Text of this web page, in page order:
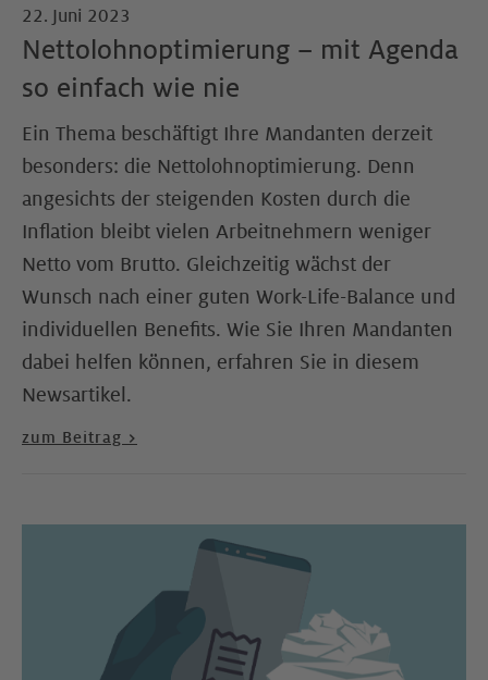
22. Juni 2023
Nettolohnoptimierung – mit Agenda
so einfach wie nie
Ein Thema beschäftigt Ihre Mandanten derzeit
besonders: die Nettolohnoptimierung. Denn
angesichts der steigenden Kosten durch die
Inflation bleibt vielen Arbeitnehmern weniger
Netto vom Brutto. Gleichzeitig wächst der
Wunsch nach einer guten Work-Life-Balance und
individuellen Benefits. Wie Sie Ihren Mandanten
dabei helfen können, erfahren Sie in diesem
Newsartikel.
zum Beitrag >